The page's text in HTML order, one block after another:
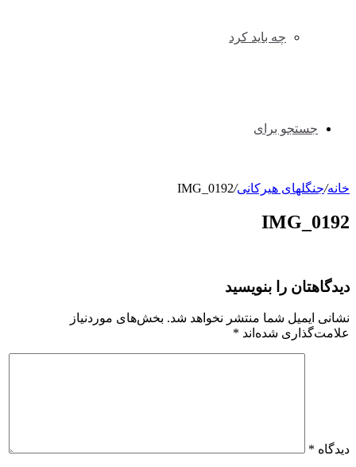
چه باید کرد
جستجو برای
خانه/جنگلهای هیرکانی/
IMG_0192
IMG_0192
دیدگاهتان را بنویسید
نشانی ایمیل شما منتشر نخواهد شد. بخش‌های موردنیاز
علامت‌گذاری شده‌اند *
دیدگاه *